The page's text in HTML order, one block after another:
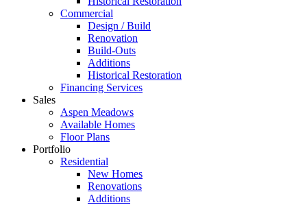
Commercial
Design / Build
Renovation
Build-Outs
Additions
Historical Restoration
Financing Services
Sales
Aspen Meadows
Available Homes
Floor Plans
Portfolio
Residential
New Homes
Renovations
Additions